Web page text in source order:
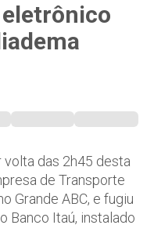
eletrônico
volta das 2h45 desta
de Transporte
Grande ABC, e fugiu
Banco Itaú, instalado